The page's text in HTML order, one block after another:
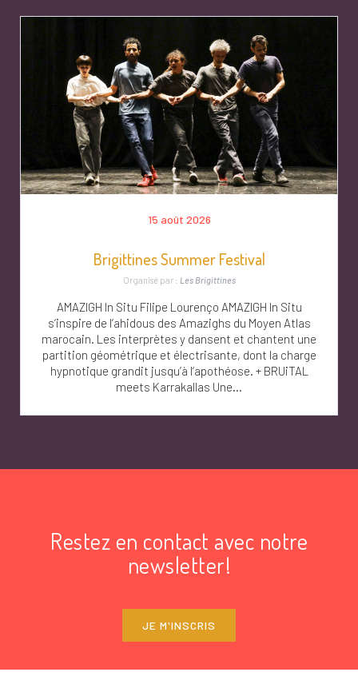
15 août 2026
Brigittines Summer Festival
Organisé par : Les Brigittines
AMAZIGH In Situ Filipe Lourenço AMAZIGH In Situ
s’inspire de l’ahidous des Amazighs du Moyen Atlas
marocain. Les interprètes y dansent et chantent une
partition géométrique et électrisante, dont la charge
hypnotique grandit jusqu’à l’apothéose. + BRUiTAL
meets Karrakallas Une...
Restez en contact avec notre
newsletter!
JE M'INSCRIS